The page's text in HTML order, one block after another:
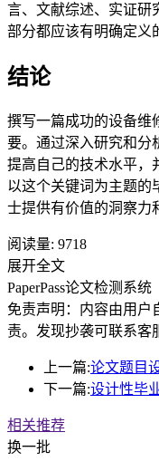
言、文献综述、实证研
部分都应该有明确定义
结论
撰写一篇成功的设备维
要。通过深入研究和分
提高自己的技术水平，
以这个关键词为主题的
士提供有价值的洞察力
阅读量: 9718
展开全文
PaperPass论文检测系统
免责声明：内容由用户
责。发现抄袭可联系客
上一篇:论文题目
下一篇:设计性毕
相关推荐
换一批